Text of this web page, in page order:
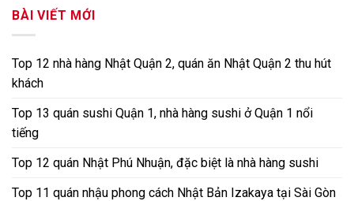
BÀI VIẾT MỚI
Top 12 nhà hàng Nhật Quận 2, quán ăn Nhật Quận 2 thu hút
khách
Top 13 quán sushi Quận 1, nhà hàng sushi ở Quận 1 nổi
tiếng
Top 12 quán Nhật Phú Nhuận, đặc biệt là nhà hàng sushi
Top 11 quán nhậu phong cách Nhật Bản Izakaya tại Sài Gòn